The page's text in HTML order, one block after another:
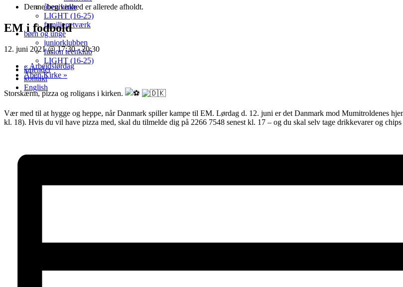
åben kirke
LIGHT (16-25)
familienetværk
børn og unge
juniorklubben
fusion teenklub
LIGHT (16-25)
kalender
kontakt
English
Denne begivenhed er allerede afholdt.
EM i fodbold
12. juni 2021 @ 17:30-20:30
« Arbejdslørdag
Åben Kirke »
Storskærm, pizza og roligans i kirken.
Vær med til at hygge og heppe, når Danmark spiller kampe til EM. Lørdag d. 12. juni er det Danmark mod Mumitroldenes
kl. 18). Hvis du vil have pizza med, skal du tilmelde dig på 2266 7548 senest kl. 17 – og du skal selv tage drikkevarer og chips